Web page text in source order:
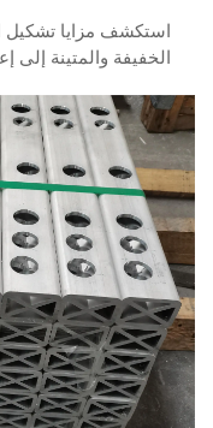
استكشف مزايا تشكيل
الخفيفة والمتينة إلى